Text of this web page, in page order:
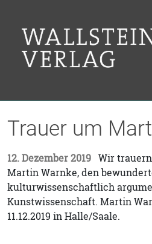
Trauer um
12. Dezember 2019 Wir
Martin Warnke, den
kulturwissenschaftlich
Kunstwissenschaft. Martin
11.12.2019 in Halle/Saale.